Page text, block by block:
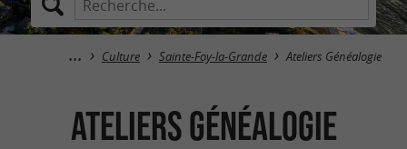
Culture Sainte-Foy-la-Grande Ateliers Généalogie
Ateliers Généalogie